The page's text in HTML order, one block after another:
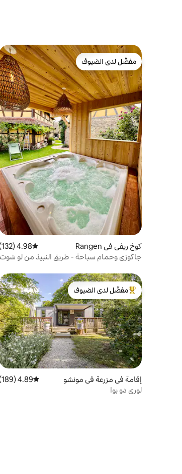
مفضّل لدى الضيوف
مفضّل لدى الضيوف
كوخ ريفي في Rangen متوسط التقييم 4.98 من 5، 132
4.98 (132)
جاكوزي وحمام سباحة - طريق النبيذ من لو شوت
من أبرز البيوت المفضّلة لدى الضيوف
مفضّل لدى الضيوف
إقامة في مزرعة في مونشو متوسط التقييم 4.89 من 5، 189
4.89 (189)
لوري دو بوا